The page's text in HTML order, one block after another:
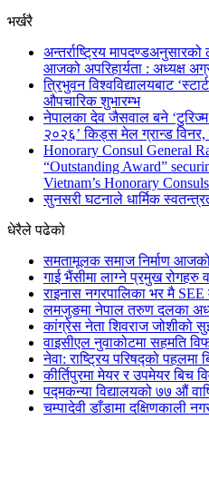
भर्खरै
अन्तर्राष्ट्रिय
आजको अपरिहार्यता : अध्यक्ष
त्रिभुवन विश्वविद्यालयबाट
औपचारिक शुभारम्भ
नेपालका देव जैसवाल बने
२०२६’ किड्स मेल ग्रान्ड विनर,
Honorary Consul General
“Outstanding Award”
Vietnam’s Honorary Consuls
सुनसरी घटनाले धार्मिक
धेरैले पढेको
समतामूलक समाज निर्माण
गाई भैंसीमा लाग्ने प्रमुख रोगहरु
राइनास नगरपालिका भर मै
लमजुङमा नेपाल तरुण दलका
कांग्रेस नेता शिवराज जोशीको
वाइसीएल नुवाकोटमा सहमति
नेवा: राष्ट्रिय परिषद्को पहलमा
कीर्तिपुरमा मेयर र उपमेयर बिच
पद्मकन्या विद्यालयको ७७ औं
चम्पादेवी डाँडामा दक्षिणकाली